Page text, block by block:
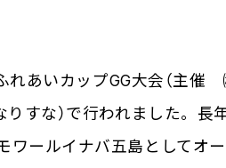
れあいカップGG大会（
りすな）で行われました。
ワールイナバ五島としてオ